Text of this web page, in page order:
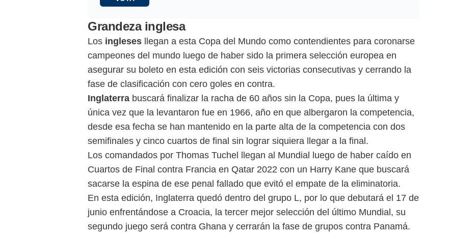
Grandeza inglesa
Los ingleses llegan a esta Copa del Mundo como contendientes para coronarse
campeones del mundo luego de haber sido la primera selección europea en
asegurar su boleto en esta edición con seis victorias consecutivas y cerrando la
fase de clasificación con cero goles en contra.
Inglaterra buscará finalizar la racha de 60 años sin la Copa, pues la última y
única vez que la levantaron fue en 1966, año en que albergaron la competencia,
desde esa fecha se han mantenido en la parte alta de la competencia con dos
semifinales y cinco cuartos de final sin lograr siquiera llegar a la final.
Los comandados por Thomas Tuchel llegan al Mundial luego de haber caído en
Cuartos de Final contra Francia en Qatar 2022 con un Harry Kane que buscará
sacarse la espina de ese penal fallado que evitó el empate de la eliminatoria.
En esta edición, Inglaterra quedó dentro del grupo L, por lo que debutará el 17 de
junio enfrentándose a Croacia, la tercer mejor selección del último Mundial, su
segundo juego será contra Ghana y cerrarán la fase de grupos contra Panamá.